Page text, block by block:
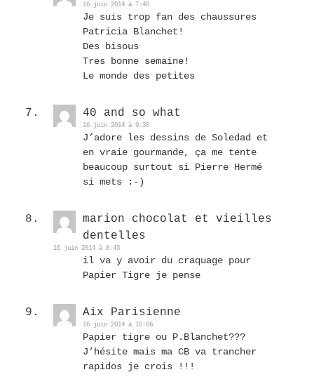
16 juin 2014 à 7:40
Je suis trop fan des chaussures
Patricia Blanchet!
Des bisous
Tres bonne semaine!
Le monde des petites
40 and so what
16 juin 2014 à 9:38
J’adore les dessins de Soledad et
en vraie gourmande, ça me tente
beaucoup surtout si Pierre Hermé
si mets :-)
marion chocolat et vieilles
dentelles
16 juin 2014 à 8:43
il va y avoir du craquage pour
Papier Tigre je pense
Aix Parisienne
16 juin 2014 à 10:06
Papier tigre ou P.Blanchet???
J’hésite mais ma CB va trancher
rapidos je crois !!!